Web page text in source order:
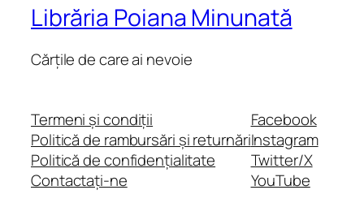
Librăria Poiana Minunată
Cărțile de care ai nevoie
Termeni și condiții
Politică de rambursări și returnări
Politică de confidențialitate
Contactați-ne
Facebook
Instagram
Twitter/X
YouTube